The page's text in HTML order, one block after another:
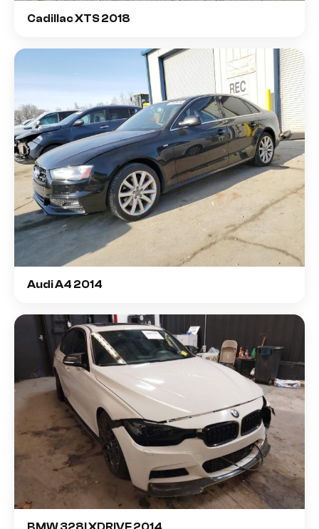
Cadillac XTS 2018
Audi A4 2014